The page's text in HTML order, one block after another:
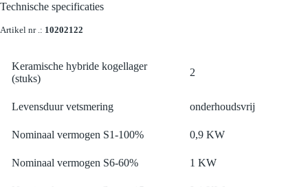
Technische specificaties
Artikel nr .: 10202122
Keramische hybride kogellager
(stuks)
2
Levensduur vetsmering onderhoudsvrij
Nominaal vermogen S1-100% 0,9 KW
Nominaal vermogen S6-60% 1 KW